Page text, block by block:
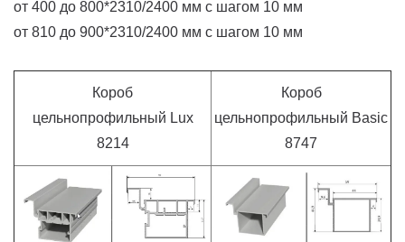
от 400 до 800*2310/2400 мм с шагом 10 мм
от 810 до 900*2310/2400 мм с шагом 10 мм
Короб
цельнопрофильный Lux
8214
Короб
цельнопрофильный Basic
8747